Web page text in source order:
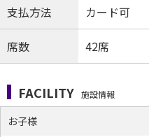
支払方法 カード可
席数 42席
FACILITY 施設情報
お子様